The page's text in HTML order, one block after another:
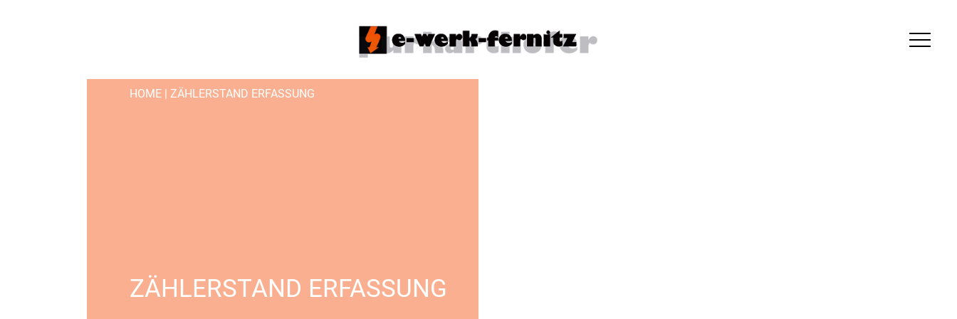
HOME | ZÄHLERSTAND ERFASSUNG
ZÄHLERSTAND ERFASSUNG